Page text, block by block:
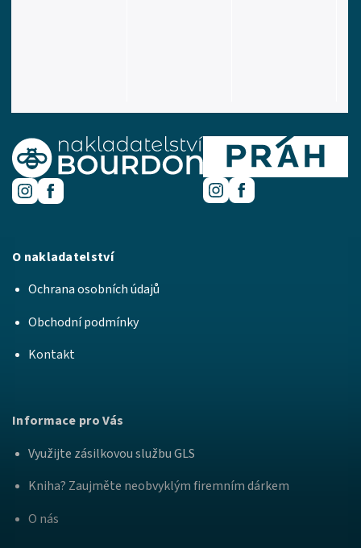
O nakladatelství
Ochrana osobních údajů
Obchodní podmínky
Kontakt
Informace pro Vás
Využijte zásilkovou službu GLS
Kniha? Zaujměte neobvyklým firemním dárkem
O nás